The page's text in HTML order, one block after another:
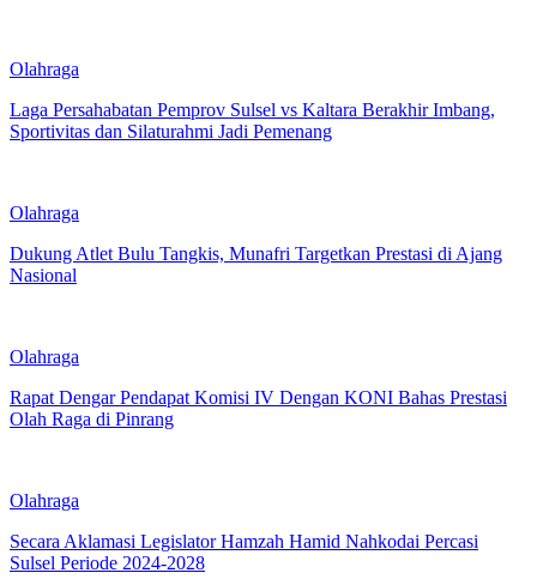
Olahraga
Laga Persahabatan Pemprov Sulsel vs Kaltara Berakhir Imbang,
Sportivitas dan Silaturahmi Jadi Pemenang
Olahraga
Dukung Atlet Bulu Tangkis, Munafri Targetkan Prestasi di Ajang
Nasional
Olahraga
Rapat Dengar Pendapat Komisi IV Dengan KONI Bahas Prestasi
Olah Raga di Pinrang
Olahraga
Secara Aklamasi Legislator Hamzah Hamid Nahkodai Percasi
Sulsel Periode 2024-2028